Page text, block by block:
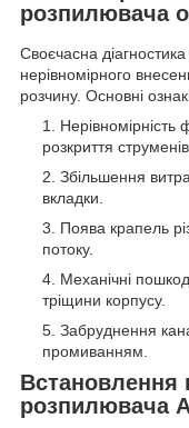
розпилювача
Своєчасна
нерівномірного
розчину. Основні
Нерівномірність
розкриття струменів.
Збільшення
вкладки.
Поява крапель
потоку.
Механічні
тріщини корпусу.
Забруднення
промиванням.
Встановлення
розпилювача